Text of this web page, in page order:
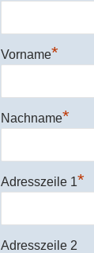
Vorname*
Nachname*
Adresszeile 1*
Adresszeile 2